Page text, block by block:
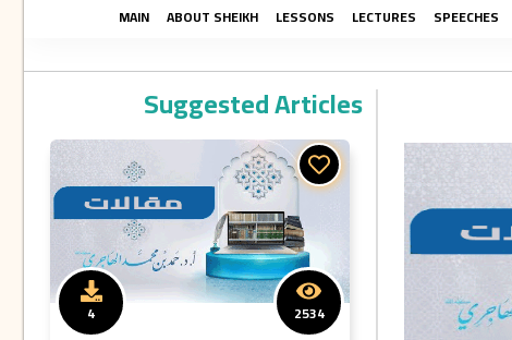
MAIN ABOUT SHEIKH LESSONS LECTURES SPEECHES
Suggested Articles
2534
4